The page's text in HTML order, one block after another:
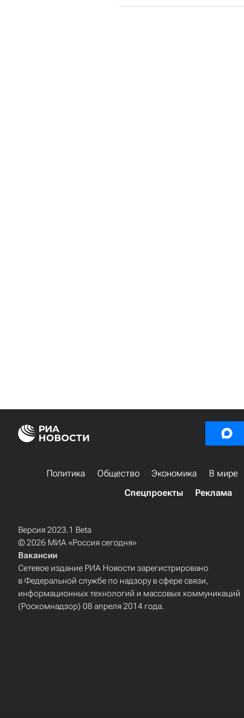
Политика Общество Экономика В мире
Спецпроекты
Реклама
Версия 2023.1 Beta
© 2026 МИА «Россия сегодня»
Вакансии
Сетевое издание РИА Новости зарегистрировано
в Федеральной службе по надзору в сфере связи,
информационных технологий и массовых коммуникаций
(Роскомнадзор) 08 апреля 2014 года.